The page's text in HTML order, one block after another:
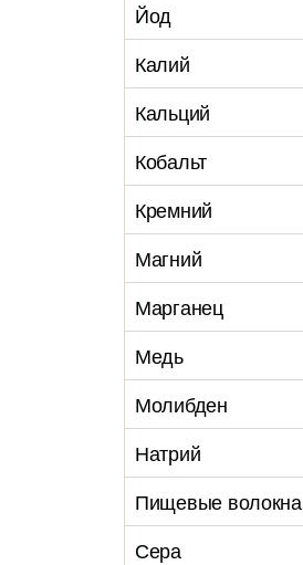
Йод
Калий
Кальций
Кобальт
Кремний
Магний
Марганец
Медь
Молибден
Натрий
Пищевые волокна
Сера